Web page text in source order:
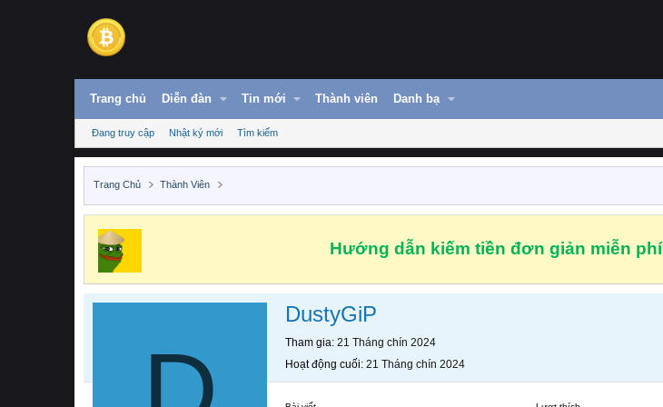
Trang chủ Diễn đàn Tin mới Thành viên Danh bạ
Đang truy cập Nhật ký mới Tìm kiếm
Trang Chủ Thành Viên
Hướng dẫn kiếm tiền đơn giản miễn phí
DustyGiP
Tham gia 21 Tháng chín 2024
Hoạt động cuối 21 Tháng chín 2024